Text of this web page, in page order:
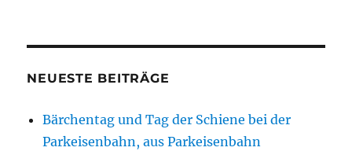
NEUESTE BEITRÄGE
Bärchentag und Tag der Schiene bei der
Parkeisenbahn, aus Parkeisenbahn